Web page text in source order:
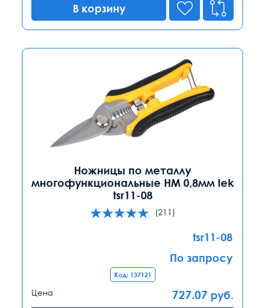
В корзину
Ножницы по металлу
многофункциональные НМ 0,8мм Iek
tsr11-08
(211)
tsr11-08
По запросу
Код: 137121
Цена 727.07 руб.